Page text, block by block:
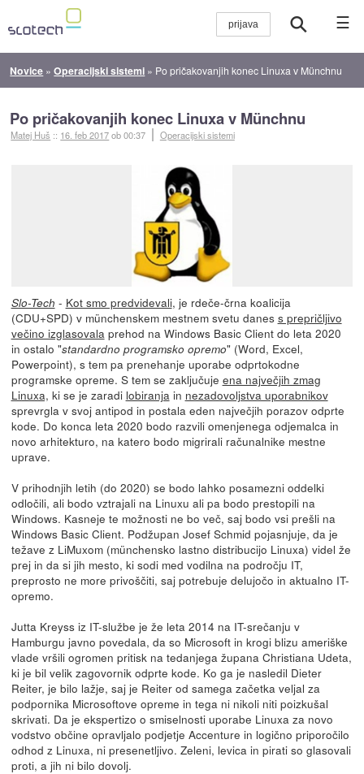
☰
Novice »Operacijski sistemi » Po pričakovanjih konec Linuxa v Münchnu
Po pričakovanjih konec Linuxa v Münchnu
Matej Huš :: 16. feb 2017ob 00:37 Operacijski sistemi
Slo-Tech - Kot smo predvidevali, je rdeče-črna koalicija
(CDU+SPD) v münchenskem mestnem svetu danes s prepričljivo
večino izglasovala prehod na Windows Basic Client do leta 2020
in ostalo "standardno programsko opremo" (Word, Excel,
Powerpoint), s tem pa prenehanje uporabe odprtokodne
programske opreme. S tem se zaključuje ena največjih zmag
Linuxa, ki se je zaradi lobiranja in nezadovoljstva uporabnikov
sprevrgla v svoj antipod in postala eden največjih porazov odprte
kode. Do konca leta 2020 bodo razvili omenjenega odjemalca in
novo arhitekturo, na katero bodo migrirali računalnike mestne
uprave.
V prihodnjih letih (do 2020) se bodo lahko posamezni oddelki
odločili, ali bodo vztrajali na Linuxu ali pa bodo prestopili na
Windows. Kasneje te možnosti ne bo več, saj bodo vsi prešli na
Windows Basic Client. Podžupan Josef Schmid pojasnjuje, da je
težave z LiMuxom (münchensko lastno distribucijo Linuxa) videl že
prej in da si jih mesto, ki sodi med vodilna na področju IT,
preprosto ne more privoščiti, saj potrebuje delujočo in aktualno IT-
opremo.
Jutta Kreyss iz IT-službe je že leta 2014 na IT-srečanju v
Hamburgu javno povedala, da so Microsoft in krogi blizu ameriške
vlade vršili ogromen pritisk na tedanjega župana Christiana Udeta,
ki je bil velik zagovornik odprte kode. Ko ga je nasledil Dieter
Reiter, je bilo lažje, saj je Reiter od samega začetka veljal za
podpornika Microsoftove opreme in tega ni nikoli niti poizkušal
skrivati. Da je ekspertizo o smiselnosti uporabe Linuxa za novo
vodstvo občine opravljalo podjetje Accenture in logično priporočilo
odhod z Linuxa, ni presenetljivo. Zeleni, levica in pirati so glasovali
proti, a jih ni bilo dovolj.